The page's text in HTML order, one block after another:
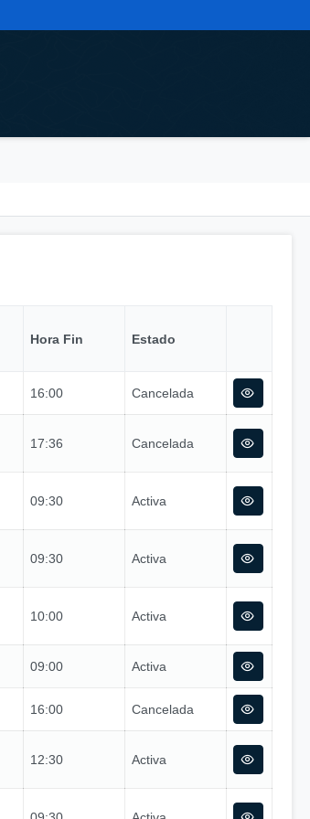
Hora Fin Estado
16:00 Cancelada
17:36 Cancelada
09:30 Activa
09:30 Activa
10:00 Activa
09:00 Activa
16:00 Cancelada
12:30 Activa